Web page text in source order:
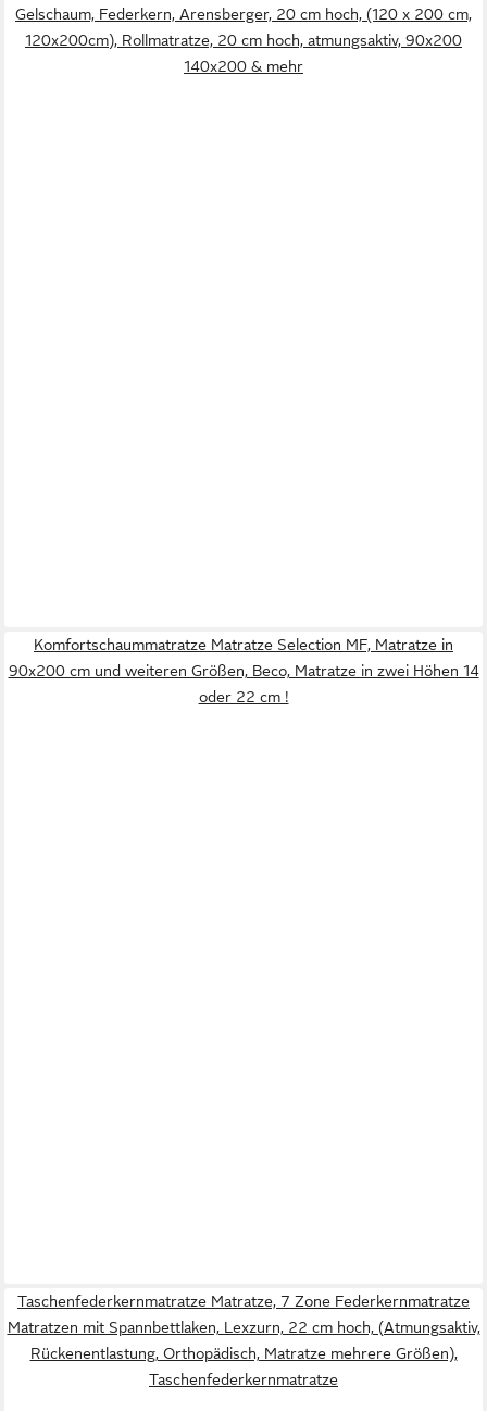
Gelschaum, Federkern, Arensberger, 20 cm hoch, (120 x 200 cm,
120x200cm), Rollmatratze, 20 cm hoch, atmungsaktiv, 90x200
140x200 & mehr
Komfortschaummatratze Matratze Selection MF, Matratze in
90x200 cm und weiteren Größen, Beco, Matratze in zwei Höhen 14
oder 22 cm !
Taschenfederkernmatratze Matratze, 7 Zone Federkernmatratze
Matratzen mit Spannbettlaken, Lexzurn, 22 cm hoch, (Atmungsaktiv,
Rückenentlastung, Orthopädisch, Matratze mehrere Größen),
Taschenfederkernmatratze